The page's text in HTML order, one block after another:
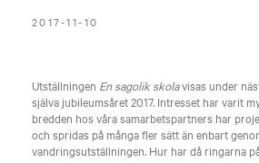
2017-11-10
Utställningen En sagolik skolavisas under
själva jubileumsåret 2017. Intresset har varit
bredden hos våra samarbetspartners har
och spridas på många fler sätt än enbart
vandringsutställningen. Hur har då ringarna